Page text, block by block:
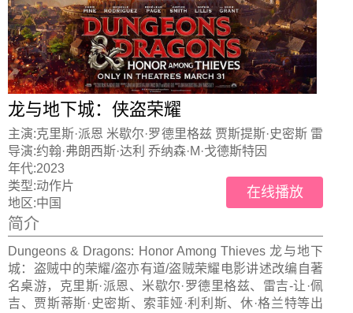
龙与地下城：侠盗荣耀
主演:克里斯·派恩 米歇尔·罗德里格兹 贾斯提斯·史密斯 雷
吉-让·佩吉
导演:约翰·弗朗西斯·达利 乔纳森·M·戈德斯特因
年代:2023
类型:动作片
地区:中国
在线播放
简介
Dungeons & Dragons: Honor Among Thieves 龙与地下
城：盗贼中的荣耀/盗亦有道/盗贼荣耀电影讲述改编自著
名桌游，克里斯·派恩、米歇尔·罗德里格兹、雷吉-让·佩
吉、贾斯蒂斯·史密斯、索菲娅·利利斯、休·格兰特等出